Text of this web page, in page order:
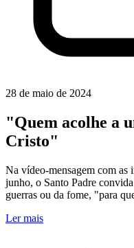
28 de maio de 2024
"Quem acolhe a
Cristo"
Na vídeo-mensagem com as
junho, o Santo Padre
guerras ou da fome, "para
Ler mais